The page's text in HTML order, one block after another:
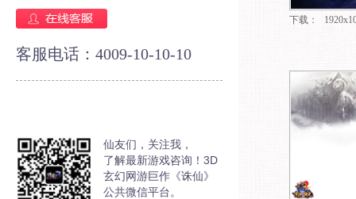
客服电话：4009-10-10-10
仙友们，关注我，
了解最新游戏咨询！3D
玄幻网游巨作《诛仙》
公共微信平台。
下载：